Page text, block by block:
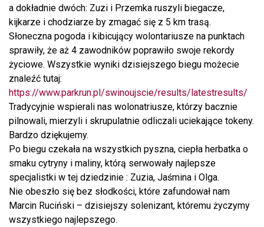
a dokładnie dwóch: Zuzi i Przemka ruszyli biegacze,
kijkarze i chodziarze by zmagać się z 5 km trasą.
Słoneczna pogoda i kibicujący wolontariusze na punktach
sprawiły, że aż 4 zawodników poprawiło swoje rekordy
życiowe. Wszystkie wyniki dzisiejszego biegu możecie
znaleźć tutaj:
https://www.parkrun.pl/swinoujscie/results/latestresults/
Tradycyjnie wspierali nas wolonatriusze, którzy bacznie
pilnowali, mierzyli i skrupulatnie odliczali uciekające tokeny.
Bardzo dziękujemy.
Po biegu czekała na wszystkich pyszna, ciepła herbatka o
smaku cytryny i maliny, którą serwowały najlepsze
specjalistki w tej dziedzinie : Zuzia, Jaśmina i Olga.
Nie obeszło się bez słodkości, które zafundował nam
Marcin Ruciński – dzisiejszy solenizant, któremu życzymy
wszystkiego najlepszego.